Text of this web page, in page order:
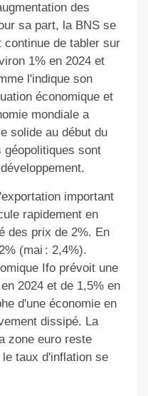
des
sa part, la BNS se
de tabler sur
1% en 2024 et
l'indique son
économique et
mondiale a
solide au début du
sont
important
rapidement en
des prix de 2%. En
(mai : 2,4%).
Ifo prévoit une
2024 et de 1,5% en
d'une économie en
dissipé. La
zone euro reste
taux d'inflation se